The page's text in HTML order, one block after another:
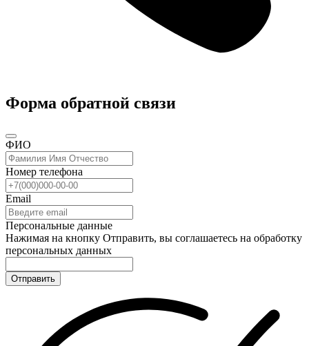
Форма обратной связи
ФИО
Номер телефона
Email
Персональные данные
Нажимая на кнопку Отправить, вы соглашаетесь на обработку
персональных данных
Отправить